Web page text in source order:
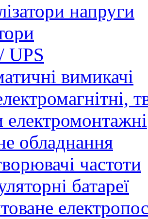
напруги
вимикачі
обладнання
частоти
батареї